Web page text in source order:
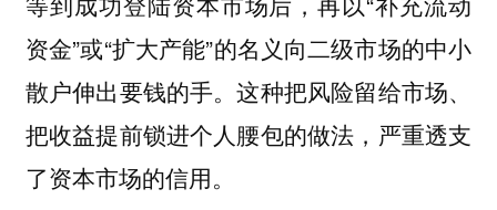
资金”或“扩大产能”的名义向二级市场的中小
散户伸出要钱的手。这种把风险留给市场、
把收益提前锁进个人腰包的做法，严重透支
了资本市场的信用。